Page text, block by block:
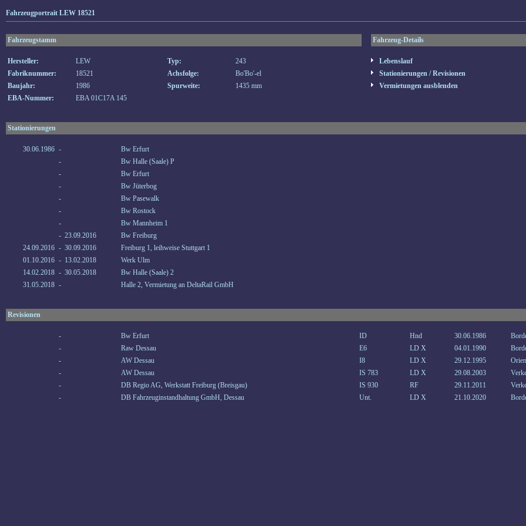
Fahrzeugportrait LEW 18521
Fahrzeugstamm Fahrzeug-Details
Hersteller: LEW Typ: 243
Lebenslauf
Fabriknummer:
18521 Achsfolge: Bo'Bo'-el
Stationierungen / Revisionen
Baujahr:
1986 Spurweite: 1435 mm
Vermietungen ausblenden
EBA-Nummer:
EBA 01C17A 145
Stationierungen
30.06.1986 -
Bw Erfurt
-
Bw Halle (Saale) P
-
Bw Erfurt
-
Bw Jüterbog
-
Bw Pasewalk
-
Bw Rostock
-
Bw Mannheim 1
- 23.09.2016
Bw Freiburg
24.09.2016 - 30.09.2016
Freiburg 1, leihweise Stuttgart 1
01.10.2016 - 13.02.2018
Werk Ulm
14.02.2018 - 30.05.2018
Bw Halle (Saale) 2
31.05.2018 - Halle 2, Vermietung an DeltaRail GmbH
Revisionen
- Bw Erfurt ID Hnd 30.06.1986
-
Raw Dessau E6 LD X 04.01.1990
-
AW Dessau I8 LD X 29.12.1995
-
AW Dessau IS 783 LD X 29.08.2003
-
DB Regio AG, Werkstatt Freiburg (Breisgau) IS 930 RF 29.11.2011
-
DB Fahrzeuginstandhaltung GmbH, Dessau Unt. LD X 21.10.2020